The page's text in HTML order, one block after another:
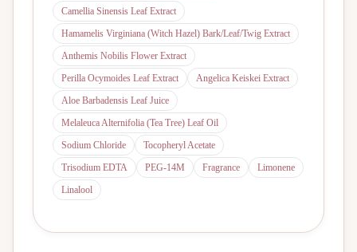
Camellia Sinensis Leaf Extract
Hamamelis Virginiana (Witch Hazel) Bark/Leaf/Twig Extract
Anthemis Nobilis Flower Extract
Perilla Ocymoides Leaf Extract
Angelica Keiskei Extract
Aloe Barbadensis Leaf Juice
Melaleuca Alternifolia (Tea Tree) Leaf Oil
Sodium Chloride
Tocopheryl Acetate
Trisodium EDTA
PEG-14M Fragrance
Limonene
Linalool